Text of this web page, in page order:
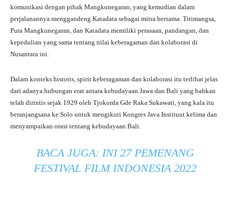
komunikasi dengan pihak Mangkunegaran, yang kemudian dalam
perjalanannya menggandeng Katadata sebagai mitra bersama. Titimangsa,
Pura Mangkunegaran, dan Katadata memiliki perasaan, pandangan, dan
kepedulian yang sama tentang nilai keberagaman dan kolaborasi di
Nusantara ini.
Dalam konteks historis, spirit keberagaman dan kolaborasi itu terlihat jelas
dari adanya hubungan erat antara kebudayaan Jawa dan Bali yang bahkan
telah dirintis sejak 1929 oleh Tjokorda Gde Raka Sukawati, yang kala itu
beranjangsana ke Solo untuk mengikuti Kongres Java Instituut kelima dan
menyampaikan orasi tentang kebudayaan Bali.
BACA JUGA: INI 27 PEMENANG
FESTIVAL FILM INDONESIA 2022